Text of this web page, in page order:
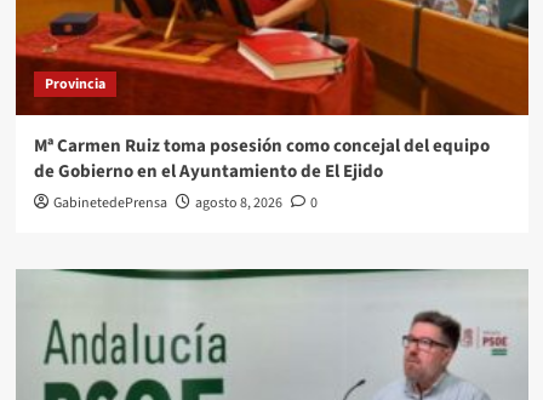
Provincia
Mª Carmen Ruiz toma posesión como concejal del equipo
de Gobierno en el Ayuntamiento de El Ejido
GabinetedePrensa agosto 8, 2026 0